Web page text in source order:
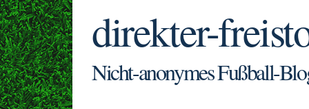
direkter-
Nicht-anonymes Fußball-